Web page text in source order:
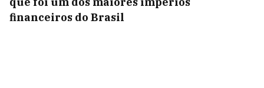
financeiros do Brasil